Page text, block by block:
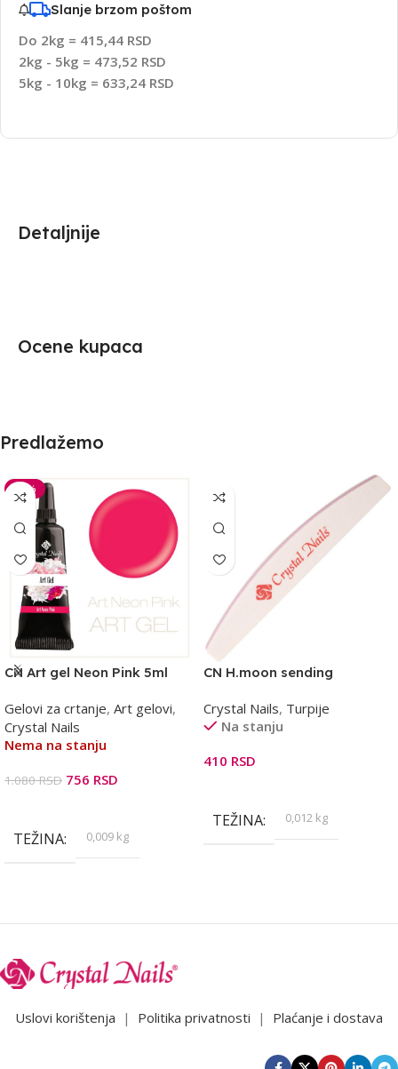
Slanje brzom poštom
Do 2kg = 415,44 RSD
2kg - 5kg = 473,52 RSD
5kg - 10kg = 633,24 RSD
Detaljnije
Ocene kupaca
Predlažemo
-30%
CN Art gel Neon Pink 5ml
Gelovi za crtanje, Art gelovi,
Crystal Nails
Nema na stanju
1.080RSD 756 RSD
TEŽINA 0,009 kg
CN H.moon sending
Crystal Nails, Turpije
Na stanju
410 RSD
TEŽINA 0,012 kg
Uslovi korištenja | Politika privatnosti | Plaćanje i dostava